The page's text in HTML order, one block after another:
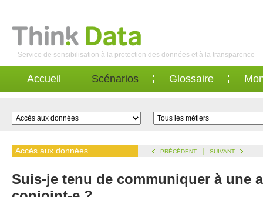
Service de sensibilisation à la protection des données et à la transparence
Accueil Scénarios Glossaire
Accès aux données PRÉCÉDENT | SUIVANT
Suis-je tenu de communiquer à une